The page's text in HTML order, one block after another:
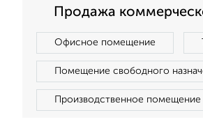
Продажа
Офисное помещение
Помещение свободного
Производственное помещение